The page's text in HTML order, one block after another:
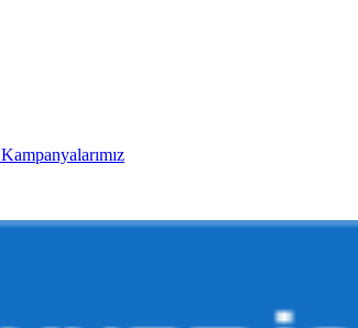
Kampanyalarımız